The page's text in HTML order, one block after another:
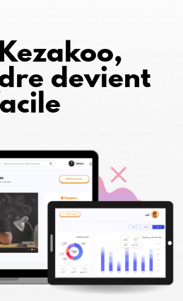
devient